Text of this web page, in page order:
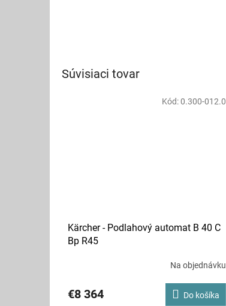
Súvisiaci tovar
Kärcher - Podlahový automat B 40 C
Bp R45
Na objednávku
€8 364 Do košíka
Kód:0.300-012.0